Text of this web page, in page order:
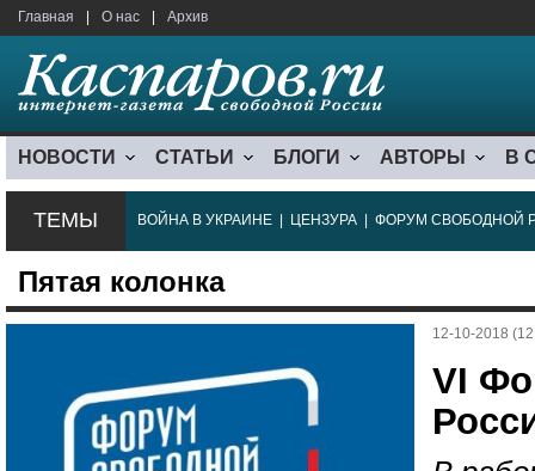
Главная О нас Архив
НОВОСТИ СТАТЬИ БЛОГИ АВТОРЫ В
ТЕМЫ ВОЙНА В УКРАИНЕ ЦЕНЗУРА ФОРУМ СВОБОДНОЙ
Пятая колонка
12-10-2018
VI